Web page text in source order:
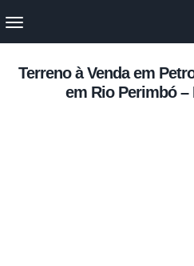
Terreno à Venda em
em Rio Perimbó –